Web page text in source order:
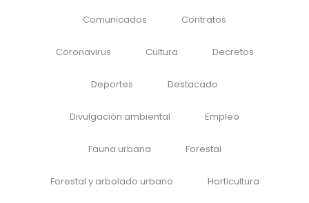
Comunicados Contratos
Coronavirus Cultura Decretos
Deportes Destacado
Divulgación ambiental Empleo
Fauna urbana Forestal
Forestal y arbolado urbano Horticultura